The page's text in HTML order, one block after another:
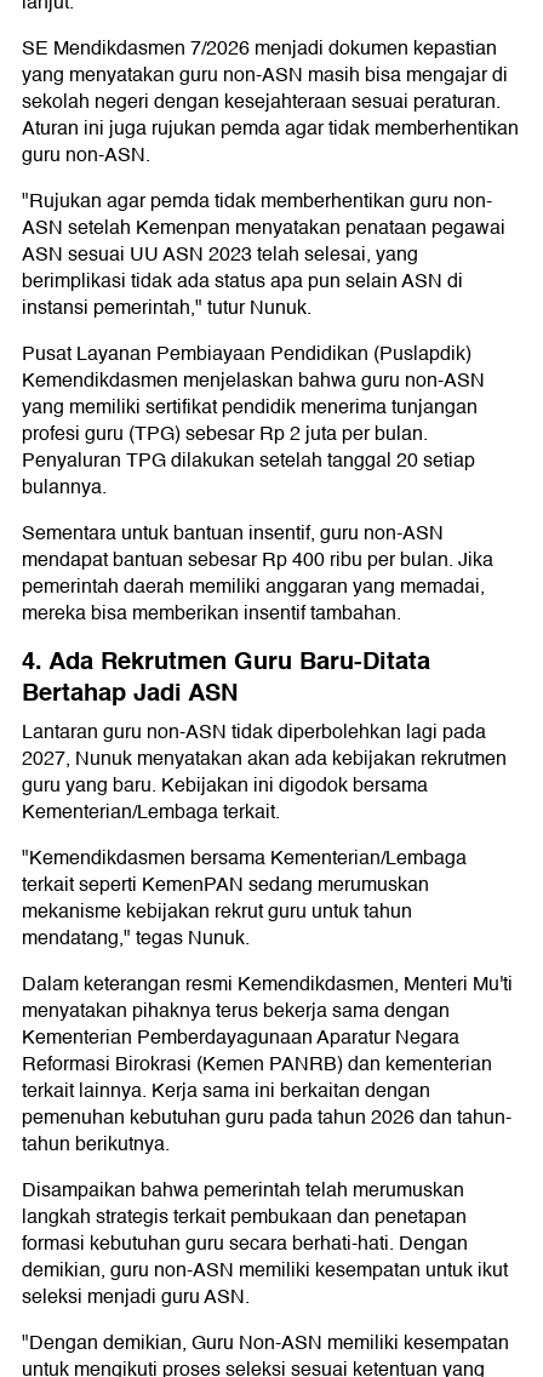
SE Mendikdasmen 7/2026 menjadi dokumen kepastian
yang menyatakan guru non-ASN masih bisa mengajar di
sekolah negeri dengan kesejahteraan sesuai peraturan.
Aturan ini juga rujukan pemda agar tidak memberhentikan
guru non-ASN.
"Rujukan agar pemda tidak memberhentikan guru non-
ASN setelah Kemenpan menyatakan penataan pegawai
ASN sesuai UU ASN 2023 telah selesai, yang
berimplikasi tidak ada status apa pun selain ASN di
instansi pemerintah," tutur Nunuk.
Pusat Layanan Pembiayaan Pendidikan (Puslapdik)
Kemendikdasmen menjelaskan bahwa guru non-ASN
yang memiliki sertifikat pendidik menerima tunjangan
profesi guru (TPG) sebesar Rp 2 juta per bulan.
Penyaluran TPG dilakukan setelah tanggal 20 setiap
bulannya.
Sementara untuk bantuan insentif, guru non-ASN
mendapat bantuan sebesar Rp 400 ribu per bulan. Jika
pemerintah daerah memiliki anggaran yang memadai,
mereka bisa memberikan insentif tambahan.
4. Ada Rekrutmen Guru Baru-Ditata
Bertahap Jadi ASN
Lantaran guru non-ASN tidak diperbolehkan lagi pada
2027, Nunuk menyatakan akan ada kebijakan rekrutmen
guru yang baru. Kebijakan ini digodok bersama
Kementerian/Lembaga terkait.
"Kemendikdasmen bersama Kementerian/Lembaga
terkait seperti KemenPAN sedang merumuskan
mekanisme kebijakan rekrut guru untuk tahun
mendatang," tegas Nunuk.
Dalam keterangan resmi Kemendikdasmen, Menteri Mu'ti
menyatakan pihaknya terus bekerja sama dengan
Kementerian Pemberdayagunaan Aparatur Negara
Reformasi Birokrasi (Kemen PANRB) dan kementerian
terkait lainnya. Kerja sama ini berkaitan dengan
pemenuhan kebutuhan guru pada tahun 2026 dan tahun-
tahun berikutnya.
Disampaikan bahwa pemerintah telah merumuskan
langkah strategis terkait pembukaan dan penetapan
formasi kebutuhan guru secara berhati-hati. Dengan
demikian, guru non-ASN memiliki kesempatan untuk ikut
seleksi menjadi guru ASN.
"Dengan demikian, Guru Non-ASN memiliki kesempatan
untuk mengikuti proses seleksi sesuai ketentuan yang